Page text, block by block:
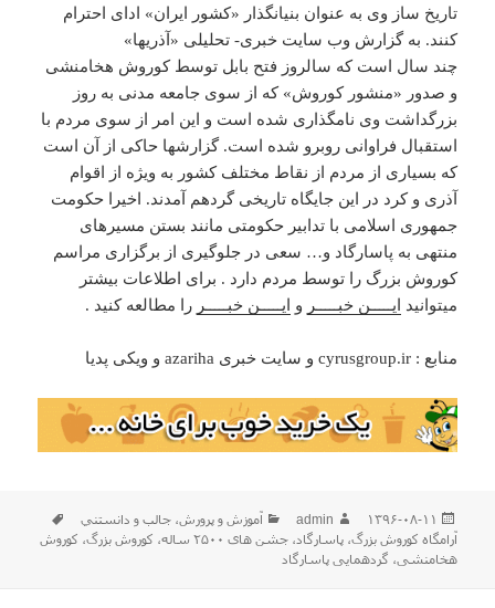
تاریخ ساز وی به عنوان بنیانگذار «کشور ایران» ادای احترام
کنند. به گزارش وب سایت خبری- تحلیلی «آذریها»
چند سال است که سالروز فتح بابل توسط کوروش هخامنشی
و صدور «منشور کوروش» که از سوی جامعه مدنی به روز
بزرگداشت وی نامگذاری شده است و این امر از سوی مردم با
استقبال فراوانی روبرو شده است. گزارشها حاکی از آن است
که بسیاری از مردم از نقاط مختلف کشور به ویژه از اقوام
آذری و کرد در این جایگاه تاریخی گردهم آمدند. اخیرا حکومت
جمهوری اسلامی با تدابیر حکومتی مانند بستن مسیرهای
منتهی به پاسارگاد و… سعی در جلوگیری از برگزاری مراسم
کوروش بزرگ را توسط مردم دارد . برای اطلاعات بیشتر
میتوانید
ایـــــن خبـــــر و ایـــــن خبـــــر را مطالعه کنید .
منابع : cyrusgroup.ir و سایت خبری azariha و ویکی پدیا
ارسال
شده
در
۱۳۹۶-۰۸-۱۱ نویسنده
admin دسته‌ها
آموزش و پرورش،جالب و دانستني
آرامگاه کوروش بزرگ،پاسارگاد،جشن های ۲۵۰۰ ساله ، کوروش بزرگ، کوروش
هخامنشی، گردهمایی پاسارگاد